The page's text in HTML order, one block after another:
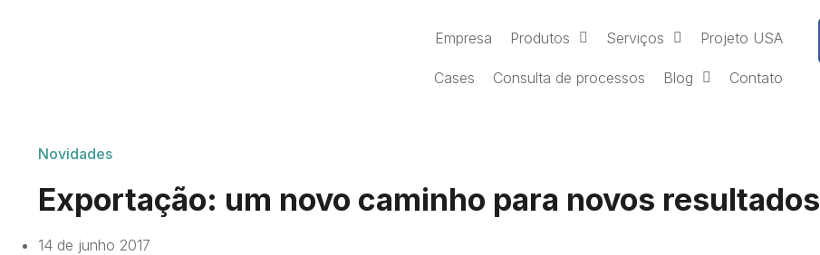
Empresa Produtos Serviços Projeto USA
Cases Consulta de processos Blog Contato
Novidades
Exportação: um novo caminho para novos resultados
14 de junho 2017